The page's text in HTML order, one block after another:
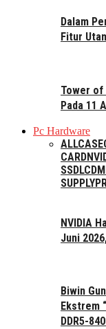
Dalam
Fitur
Tower of
Pada 11
Pc Hardware
ALLCASE
CARD
SSDLCD
SUPPLY
NVIDIA
Juni
Biwin
Ekstrem
DDR5-